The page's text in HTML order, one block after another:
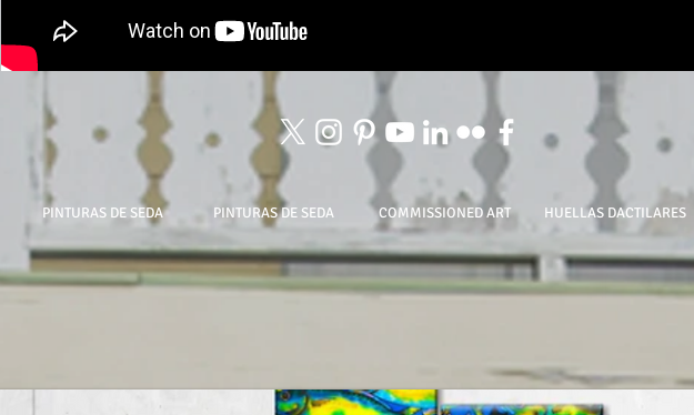
PINTURAS DE SEDA PINTURAS DE SEDA COMMISSIONED ART HUELLAS DACTILARES